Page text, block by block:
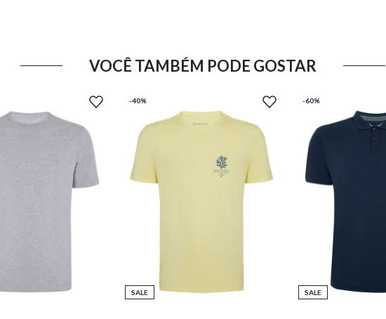
VOCÊ TAMBÉM PODE GOSTAR
-40%
SALE PP P M
-60%
SALE P